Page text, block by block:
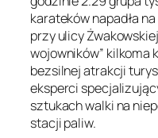
karateków napadła
przy ulicy
wojowników” kilkoma
bezsilnej atrakcji
eksperci
sztukach walki na
stacji paliw.